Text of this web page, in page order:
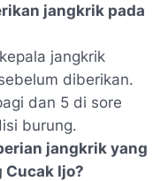
jangkrik pada
jangkrik
diberikan.
dan 5 di sore
burung.
jangkrik yang
Ijo?